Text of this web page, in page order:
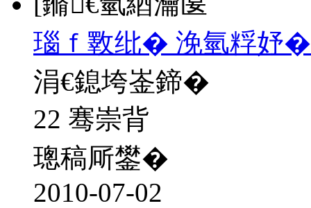
瑙ｆ斁纰� 浼氫粰妤
涓€鎴垮崟鍗�
22 骞崇背
璁稿厛鐢�
2010-07-02